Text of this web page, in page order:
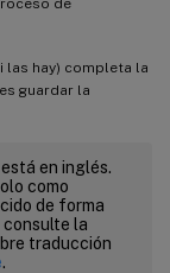
las hay) completa la
guardar la
en inglés.
como
de forma
consulte la
traducción
.